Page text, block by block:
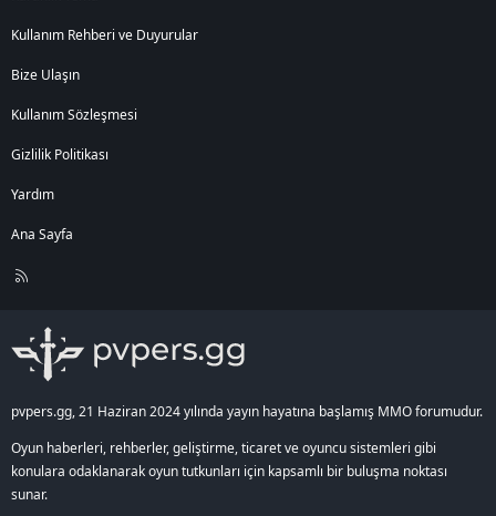
Kullanım Rehberi ve Duyurular
Bize Ulaşın
Kullanım Sözleşmesi
Gizlilik Politikası
Yardım
Ana Sayfa
R
pvpers.gg, 21 Haziran 2024 yılında yayın hayatına başlamış MMO forumudur.
Oyun haberleri, rehberler, geliştirme, ticaret ve oyuncu sistemleri gibi
konulara odaklanarak oyun tutkunları için kapsamlı bir buluşma noktası
sunar.